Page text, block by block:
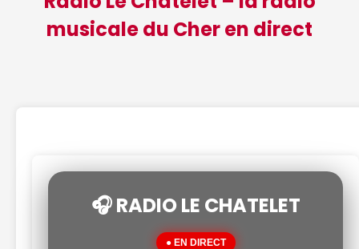
musicale du Cher en direct
🎧 RADIO LE CHATELET
● EN DIRECT